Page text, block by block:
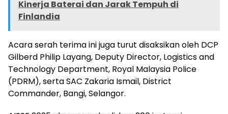
Kinerja Baterai dan Jarak Tempuh di
Finlandia
Acara serah terima ini juga turut disaksikan oleh DCP
Gilberd Philip Layang, Deputy Director, Logistics and
Technology Department, Royal Malaysia Police
(PDRM), serta SAC Zakaria Ismail, District
Commander, Bangi, Selangor.